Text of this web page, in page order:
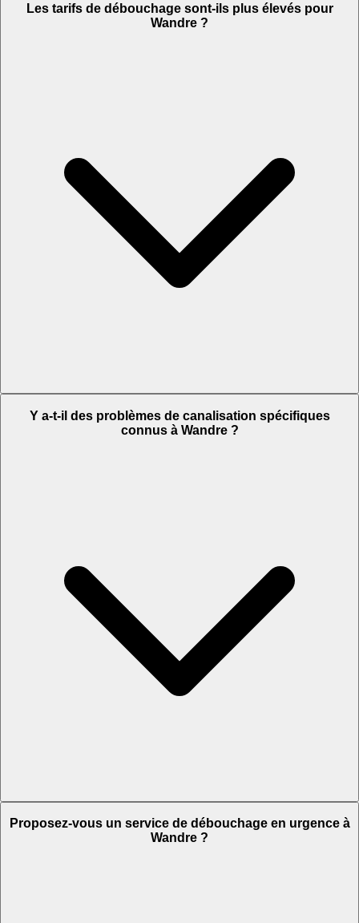
Les tarifs de débouchage sont-ils plus élevés pour
Wandre ?
Y a-t-il des problèmes de canalisation spécifiques
connus à Wandre ?
Proposez-vous un service de débouchage en urgence à
Wandre ?